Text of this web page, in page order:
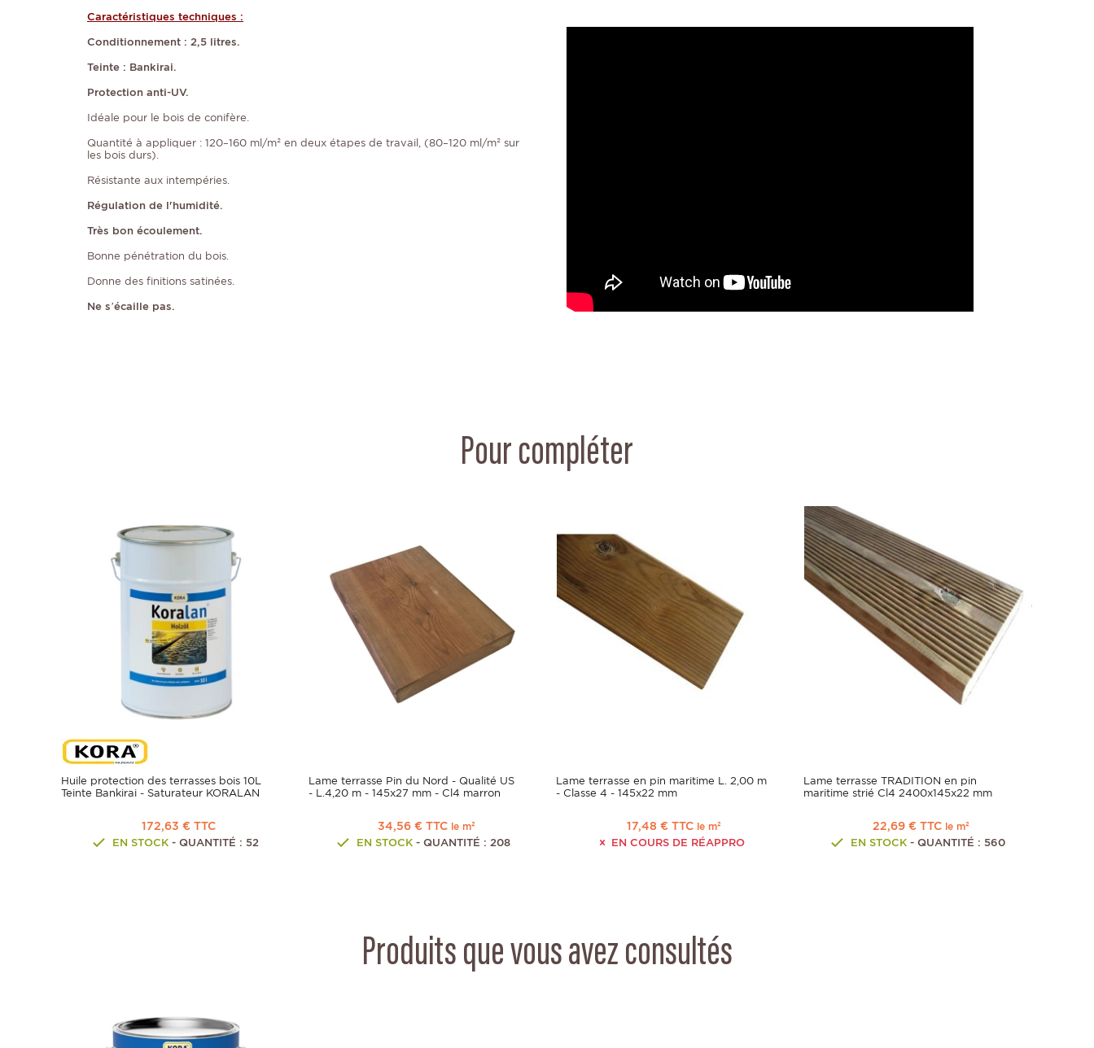
Caractéristiques techniques :
Conditionnement : 2,5 litres.
Teinte : Bankirai.
Protection anti-UV.
Idéale pour le bois de conifère.
Quantité à appliquer : 120–160 ml/m² en deux étapes de travail, (80–120 ml/m² sur
les bois durs).
Résistante aux intempéries.
Régulation de l'humidité.
Très bon écoulement.
Bonne pénétration du bois.
Donne des finitions satinées.
Ne s’écaille pas.
Pour compléter
Huile protection des terrasses bois 10L
Teinte Bankirai - Saturateur KORALAN
172,63 € TTC
EN STOCK - QUANTITÉ : 52
Lame terrasse Pin du Nord - Qualité US
- L.4,20 m - 145x27 mm - Cl4 marron
34,56 € TTC le m²
EN STOCK- QUANTITÉ : 208
Lame terrasse en pin maritime L. 2,00 m
- Classe 4 - 145x22 mm
17,48 € TTC le m²
EN COURS DE RÉAPPRO
Lame terrasse TRADITION en pin
maritime strié Cl4 2400x145x22 mm
22,69 € TTC le m²
EN STOCK - QUANTITÉ : 560
Produits que vous avez consultés